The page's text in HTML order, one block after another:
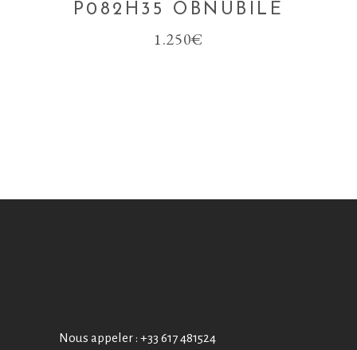
P082H35 OBNUBILÉ
1.250€
Nous appeler : +33 617 481524